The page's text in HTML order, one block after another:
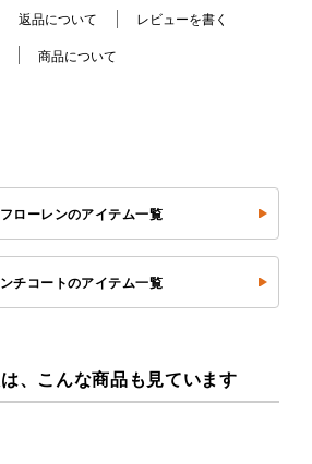
返品について レビューを書く
商品について
ローレンのアイテム一覧
ンチコートのアイテム一覧
、こんな商品も見ています